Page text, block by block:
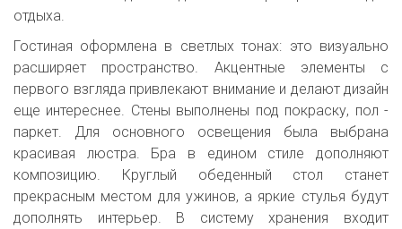
отдыха.
Гостиная оформлена в светлых тонах: это визуально
расширяет пространство. Акцентные элементы с
первого взгляда привлекают внимание и делают дизайн
еще интереснее. Стены выполнены под покраску, пол -
паркет. Для основного освещения была выбрана
красивая люстра. Бра в едином стиле дополняют
композицию. Круглый обеденный стол станет
прекрасным местом для ужинов, а яркие стулья будут
дополнять интерьер. В систему хранения входит